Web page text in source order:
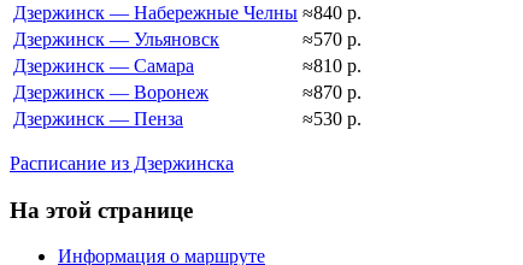
Дзержинск — Набережные Челны ≈840 р.
Дзержинск — Ульяновск
≈570 р.
Дзержинск — Самара
≈810 р.
Дзержинск — Воронеж
≈870 р.
Дзержинск — Пенза
≈530 р.
Расписание из Дзержинска
На этой странице
Информация о маршруте